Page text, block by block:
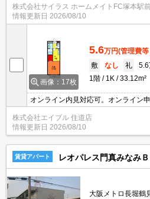
株式会社サイラス ホームメイトFC塚本駅
情報更新日 2026/08/10
画像：17枚
5.6万円(管理費
敷
なし 礼
5.6
1階
1K 33.12m²
オンライン内見対応可。オンライン申
株式会社エイブル 住道店
情報更新日 2026/08/10
賃貸アパート レオパレス門真みなみＢ
大阪メトロ長堀鶴